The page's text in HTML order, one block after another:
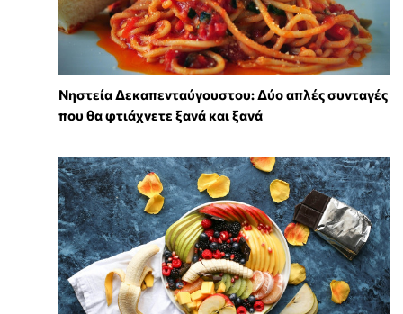
Νηστεία Δεκαπενταύγουστου: Δύο απλές συνταγές
που θα φτιάχνετε ξανά και ξανά